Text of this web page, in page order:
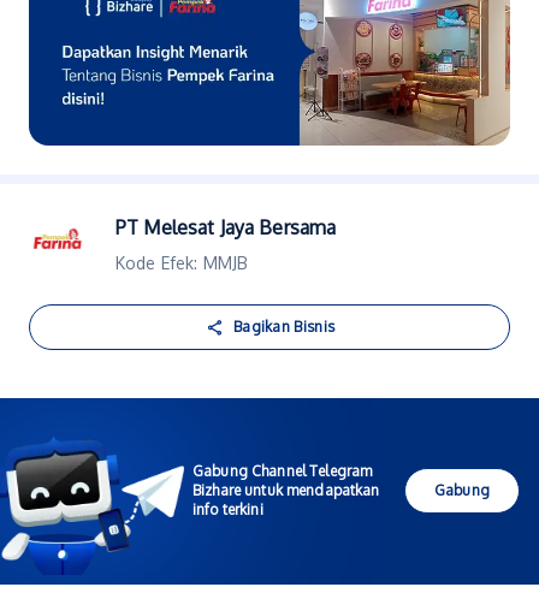
PT Melesat Jaya Bersama
Kode Efek: MMJB
Bagikan Bisnis
Gabung Channel Telegram
Bizhare untuk mendapatkan
info terkini
Gabung